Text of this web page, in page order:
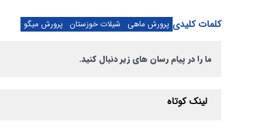
کلمات کلیدی پرورش ماهی شیلات خوزستان پرورش میگو
ما را در پیام رسان های زیر دنبال کنید.
لینک کوتاه